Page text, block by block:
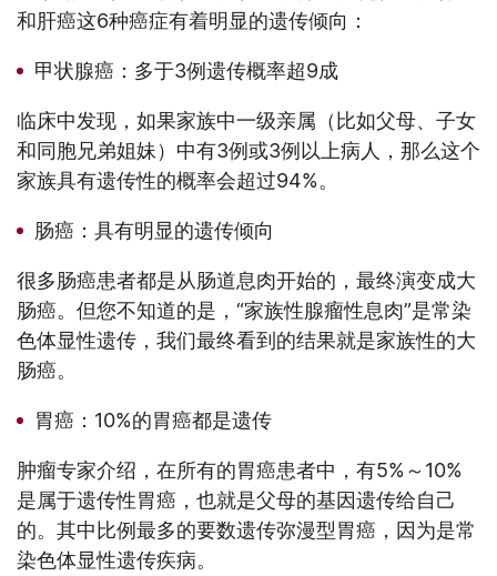
和肝癌这6种癌症有着明显的遗传倾向：
甲状腺癌：多于3例遗传概率超9成
临床中发现，如果家族中一级亲属（比如父母、子女
和同胞兄弟姐妹）中有3例或3例以上病人，那么这个
家族具有遗传性的概率会超过94%。
肠癌：具有明显的遗传倾向
很多肠癌患者都是从肠道息肉开始的，最终演变成大
肠癌。但您不知道的是，“家族性腺瘤性息肉”是常染
色体显性遗传，我们最终看到的结果就是家族性的大
肠癌。
胃癌：10%的胃癌都是遗传
肿瘤专家介绍，在所有的胃癌患者中，有5%～10%
是属于遗传性胃癌，也就是父母的基因遗传给自己
的。其中比例最多的要数遗传弥漫型胃癌，因为是常
染色体显性遗传疾病。